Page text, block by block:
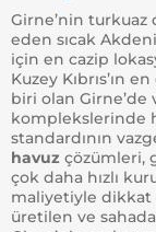
Girne’nin turkuaz
eden sıcak
için en cazip
Kuzey Kıbrıs’ın
biri olan Girne’de
komplekslerinde
standardının
havuz çözümleri,
çok daha hızlı
maliyetiyle dikkat
üretilen ve